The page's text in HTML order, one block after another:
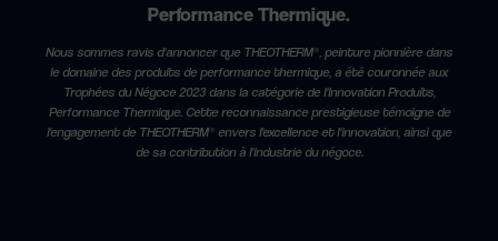
Performance Thermique.
Nous sommes ravis d'annoncer que THEOTHERM®, peinture pionnière dans
le domaine des produits de performance thermique, a été couronnée aux
Trophées du Négoce 2023 dans la catégorie de l'Innovation Produits,
Performance Thermique. Cette reconnaissance prestigieuse témoigne de
l'engagement de THEOTHERM® envers l'excellence et l'innovation, ainsi que
de sa contribution à l'industrie du négoce.